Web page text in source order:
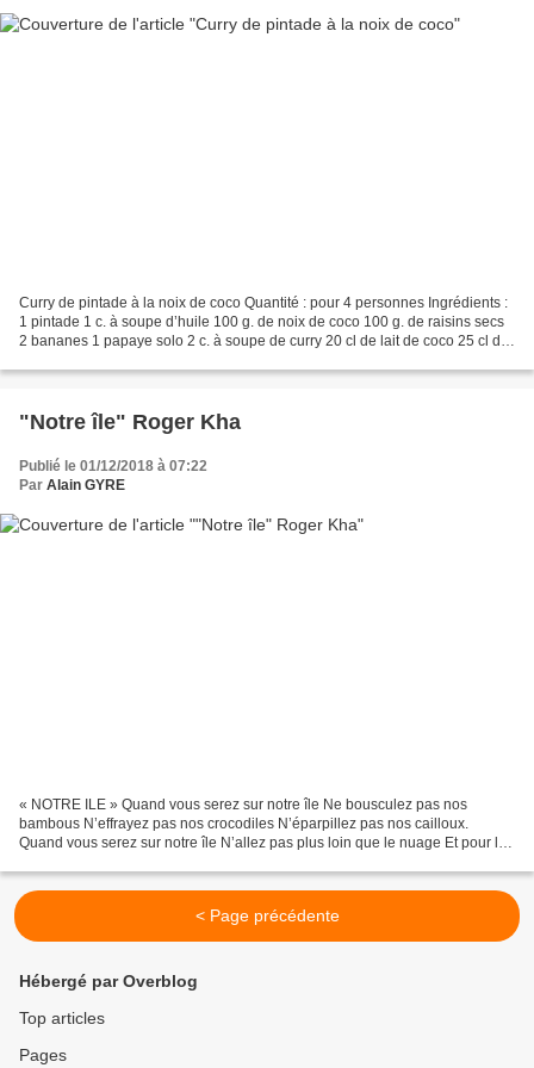
Curry de pintade à la noix de coco Quantité : pour 4 personnes Ingrédients :
1 pintade 1 c. à soupe d’huile 100 g. de noix de coco 100 g. de raisins secs
2 bananes 1 papaye solo 2 c. à soupe de curry 20 cl de lait de coco 25 cl de
"Notre île" Roger Kha
Publié le 01/12/2018 à 07:22
Par Alain GYRE
« NOTRE ILE » Quand vous serez sur notre île Ne bousculez pas nos
bambous N’effrayez pas nos crocodiles N’éparpillez pas nos cailloux.
Quand vous serez sur notre île N’allez pas plus loin que le nuage Et pour les
< Page précédente
Hébergé par Overblog
Top articles
Pages